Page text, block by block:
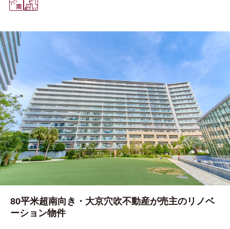
80平米超南向き・大京穴吹不動産が売主のリノベ
ーション物件